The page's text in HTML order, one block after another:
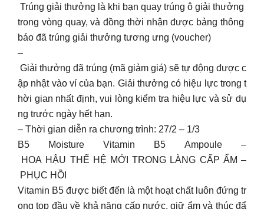
Trúng giải thưởng là khi bạn quay trúng ô giải thưởng
trong vòng quay, và đồng thời nhận được bảng thông
báo đã trúng giải thưởng tương ưng (voucher)
–
Giải thưởng đã trúng (mã giảm giá) sẽ tự động được c
ập nhật vào ví của bạn. Giải thưởng có hiệu lực trong t
hời gian nhất định, vui lòng kiểm tra hiệu lực và sử dụ
ng trước ngày hết hạn.
– Thời gian diễn ra chương trình: 27/2 – 1/3
B5 Moisture Vitamin B5 Ampoule –
HOA HẬU THẾ HỆ MỚI TRONG LÀNG CẤP ẨM –
PHỤC HỒI
Vitamin B5 được biết đến là một hoạt chất luôn đứng tr
ong top đầu về khả năng cấp nước, giữ ẩm và thúc đẩ